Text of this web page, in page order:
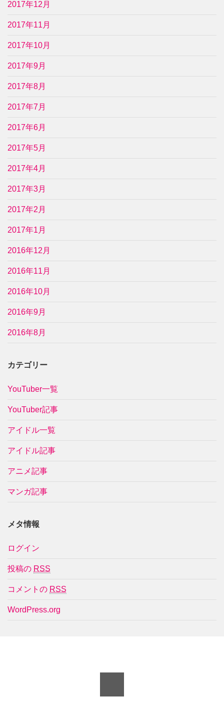
2017年12月
2017年11月
2017年10月
2017年9月
2017年8月
2017年7月
2017年6月
2017年5月
2017年4月
2017年3月
2017年2月
2017年1月
2016年12月
2016年11月
2016年10月
2016年9月
2016年8月
カテゴリー
YouTuber一覧
YouTuber記事
アイドル一覧
アイドル記事
アニメ記事
マンガ記事
メタ情報
ログイン
投稿の RSS
コメントの RSS
WordPress.org